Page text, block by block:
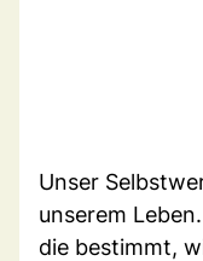
Unser
unserem
die bestimmt,